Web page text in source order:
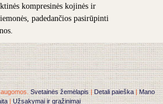
kompresinės kojinės ir
padedančios pasirūpinti
Svetainės žemėlapis|Detali paieška | Mano
| Užsakymai ir grąžinimai